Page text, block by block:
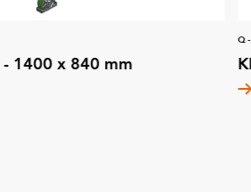
- 1400 x 840 mm